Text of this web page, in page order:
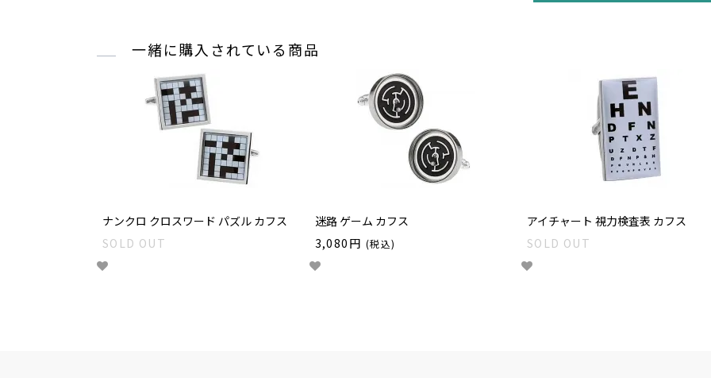
一緒に購入されている商品
ナンクロ クロスワード パズル カフス
SOLD OUT
迷路 ゲーム カフス
3,080円 (税込)
アイチャート 視力検査表 カフス
SOLD OUT